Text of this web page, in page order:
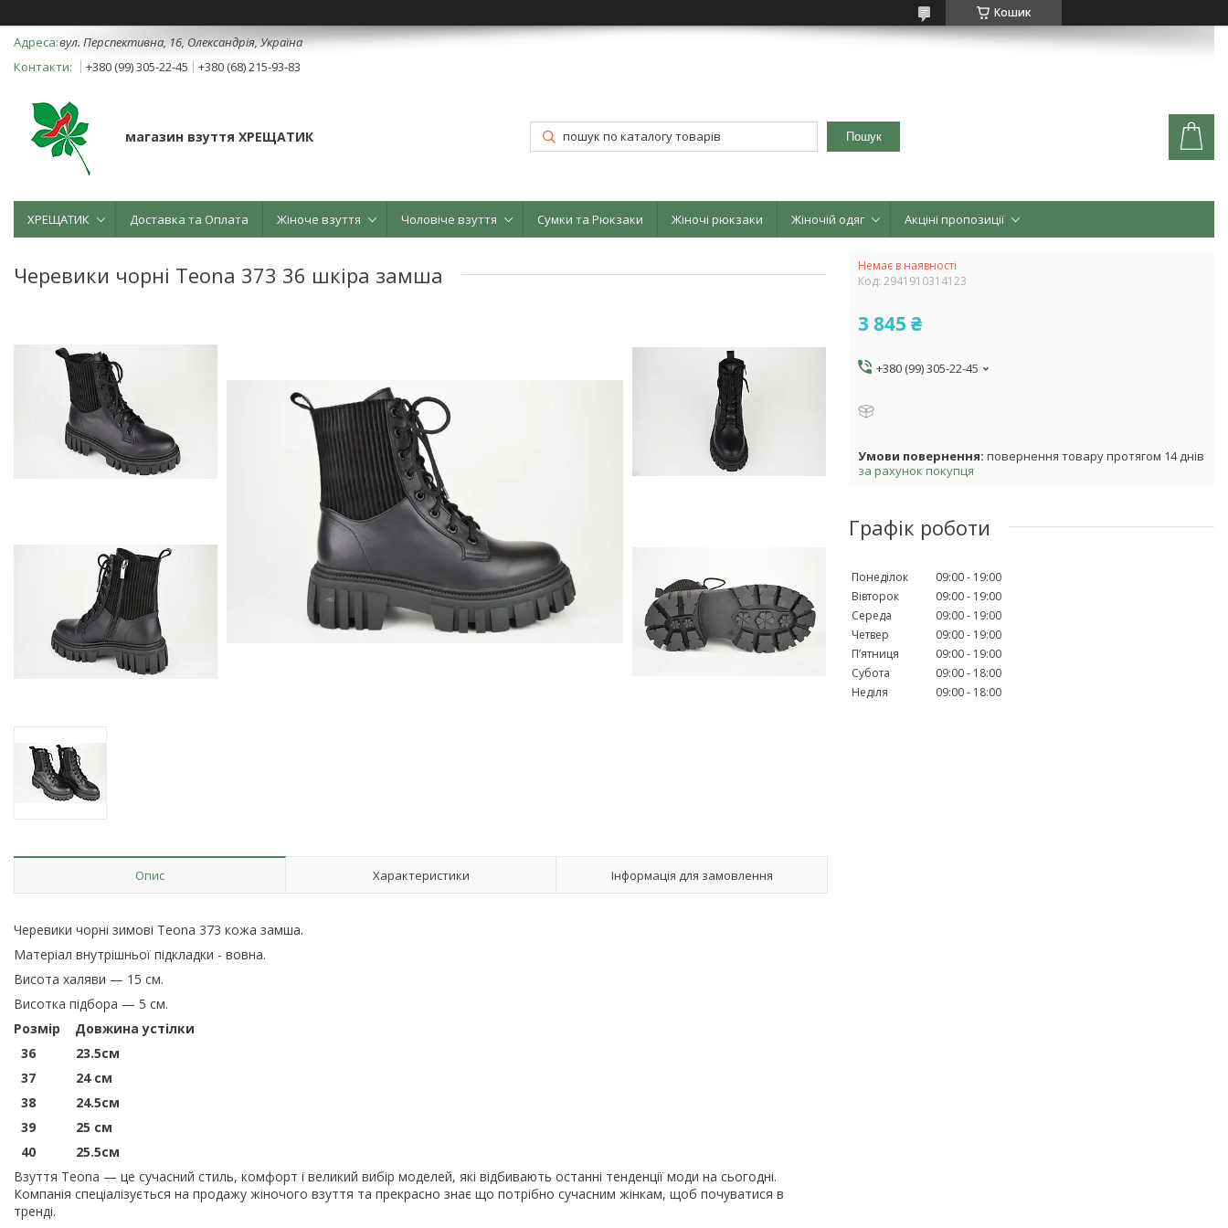
Кошик
вул. Перспективна, 16, Олександрія, Україна
+380 (99) 305-22-45
+380 (68) 215-93-83
магазин взуття ХРЕЩАТИК Пошук
ХРЕЩАТИК Доставка та Оплата Жіноче взуття Чоловіче взуття Сумки та Рюкзаки Жіночі рюкзаки Жіночій одяг Акціні пропозиції
Черевики чорні Teona 373 36 шкіра замша
Опис Характеристики Інформація для замовлення
Черевики чорні зимові Teona 373 кожа замша.
Матеріал внутрішньої підкладки - вовна.
Висота халяви — 15 см.
Висотка підбора — 5 см.
Розмір Довжина устілки
36 23.5см
37 24 см
38 24.5см
39 25 см
40 25.5см
Взуття Teona — це сучасний стиль, комфорт і великий вибір моделей, які відбивають останні тенденції моди на сьогодні.
Компанія спеціалізується на продажу жіночого взуття та прекрасно знає що потрібно сучасним жінкам, щоб почуватися в
тренді.
Немає в наявності
Код: 2941910314123
3 845 ₴
+380 (99) 305-22-45
повернення товару протягом 14 днів
за рахунок покупця
Графік роботи
Понеділок 09:00
19:00
Вівторок
09:00
19:00
Середа
09:00
19:00
Четвер
09:00
19:00
Пʼятниця
09:00
19:00
Субота
09:00
18:00
Неділя
09:00 18:00